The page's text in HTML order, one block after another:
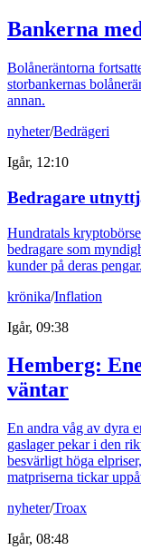
Bankerna
Bolåneräntorna
storbankernas
annan.
nyheter/Bedrägeri
Igår, 12:10
Bedragare
Hundratals
bedragare som
kunder på deras pengar.
krönika/Inflation
Igår, 09:38
Hemberg:
väntar
En andra våg av dyra
gaslager pekar i den
besvärligt höga
matpriserna tickar
nyheter/Troax
Igår, 08:48